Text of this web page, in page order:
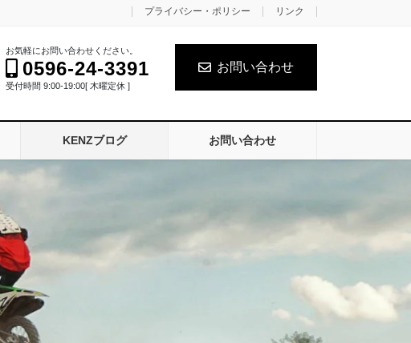
プライバシー・ポリシー リンク
お気軽にお問い合わせください。
0596-24-3391
受付時間 9:00-19:00[ 木曜定休 ]
お問い合わせ
KENZブログ お問い合わせ